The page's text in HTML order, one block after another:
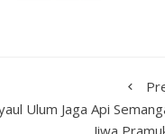
Ulum Jaga Api
Jiwa